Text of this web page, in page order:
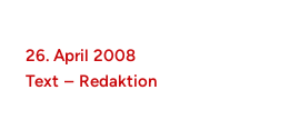
26. April 2008
Text – Redaktion